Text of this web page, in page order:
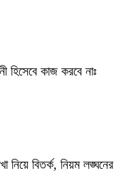
হিসেবে কাজ করবে নাঃ
নিয়ে বিতর্ক, নিয়ম লঙ্ঘনের